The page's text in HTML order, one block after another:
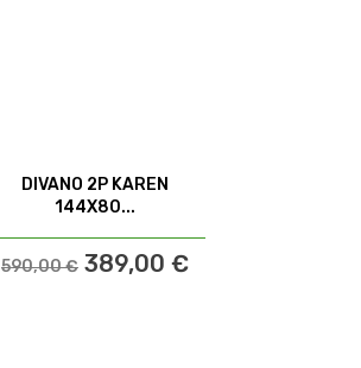
DIVANO 2P KAREN
144X80...
590,00 € 389,00 €